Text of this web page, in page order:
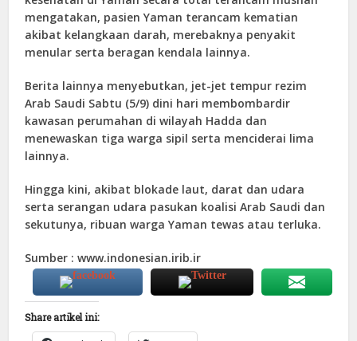
mengatakan, pasien Yaman terancam kematian
akibat kelangkaan darah, merebaknya penyakit
menular serta beragan kendala lainnya.
Berita lainnya menyebutkan, jet-jet tempur rezim
Arab Saudi Sabtu (5/9) dini hari membombardir
kawasan perumahan di wilayah Hadda dan
menewaskan tiga warga sipil serta menciderai lima
lainnya.
Hingga kini, akibat blokade laut, darat dan udara
serta serangan udara pasukan koalisi Arab Saudi dan
sekutunya, ribuan warga Yaman tewas atau terluka.
Sumber : www.indonesian.irib.ir
Share artikel ini: